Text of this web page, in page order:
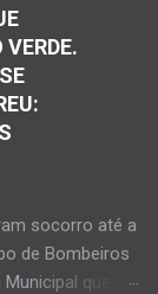
socorro até a
de Bombeiros
que